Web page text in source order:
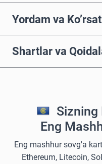
Yordam va
Shartlar va
Sizning
Eng
Eng mashhur sovg'a
Ethereum, Litecoin,